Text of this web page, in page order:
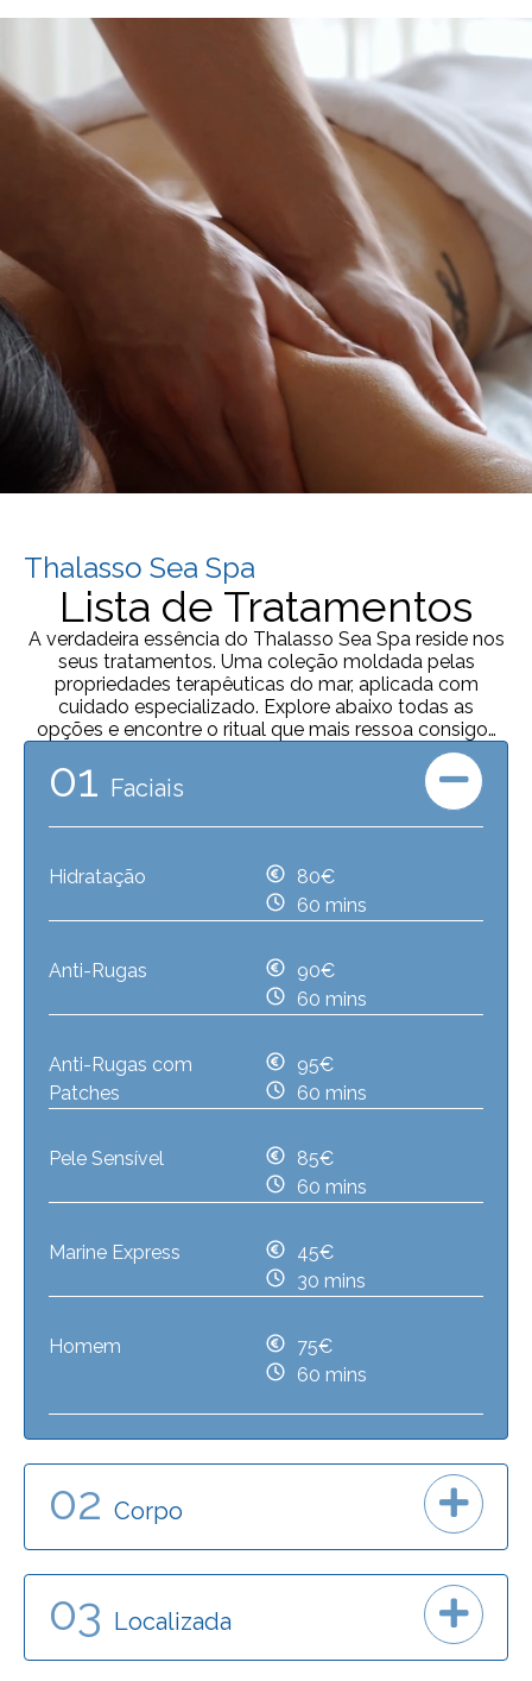
Thalasso Sea Spa
Lista de Tratamentos
A verdadeira essência do Thalasso Sea Spa reside nos
seus tratamentos. Uma coleção moldada pelas
propriedades terapêuticas do mar, aplicada com
cuidado especializado. Explore abaixo todas as
opções e encontre o ritual que mais ressoa consigo…
01 Faciais
Hidratação
80€
60 mins
Anti-Rugas
90€
60 mins
Anti-Rugas com
Patches
95€
60 mins
Pele Sensível
85€
60 mins
Marine Express
45€
30 mins
Homem
75€
60 mins
02 Corpo
03 Localizada